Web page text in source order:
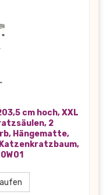
cm hoch, XXL
2
Hängematte,